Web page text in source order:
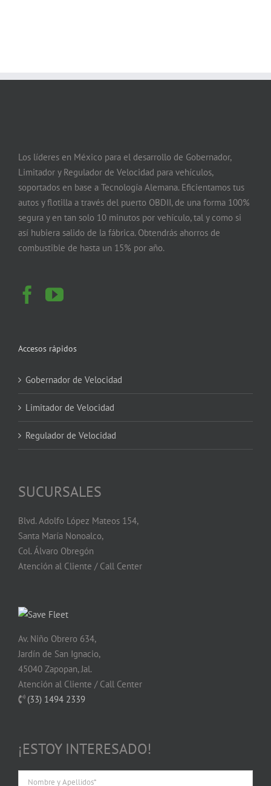
Los líderes en México para el desarrollo de Gobernador,
Limitador y Regulador de Velocidad para vehículos,
soportados en base a Tecnología Alemana. Eficientamos tus
autos y flotilla a través del puerto OBDII, de una forma 100%
segura y en tan solo 10 minutos por vehículo, tal y como si
así hubiera salido de la fábrica. Obtendrás ahorros de
combustible de hasta un 15% por año.
Accesos rápidos
Gobernador de Velocidad
Limitador de Velocidad
Regulador de Velocidad
SUCURSALES
Blvd. Adolfo López Mateos 154,
Santa María Nonoalco,
Col. Álvaro Obregón
Atención al Cliente / Call Center
Av. Niño Obrero 634,
Jardín de San Ignacio,
45040 Zapopan, Jal.
Atención al Cliente / Call Center
(33) 1494 2339
¡ESTOY INTERESADO!